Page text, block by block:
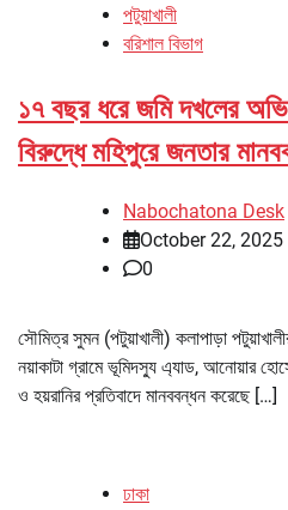
পটুয়াখালী
বরিশাল বিভাগ
১৭ বছর ধরে জমি দখলের
বিরুদ্ধে মহিপুরে জনতার
Nabochatona Desk
October 22, 2025
0
সৌমিত্র সুমন (পটুয়াখালী) কলাপাড়া
নয়াকাটা গ্রামে ভূমিদস্যু এ্যাড, আনোয়ার
ও হয়রানির প্রতিবাদে মানববন্ধন করেছে […]
ঢাকা